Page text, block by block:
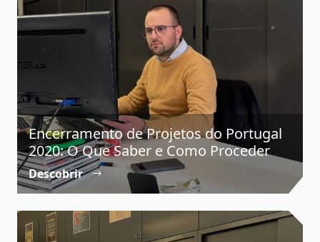
Encerramento de Projetos do Portugal
2020: O Que Saber e Como Proceder
Descobrir